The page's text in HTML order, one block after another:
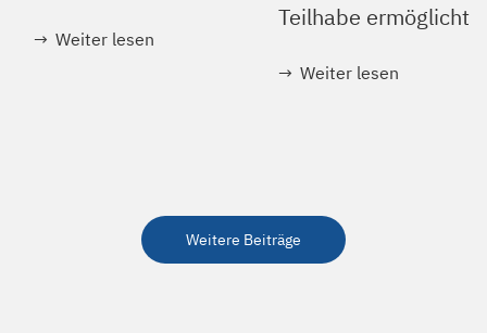
Weiter lesen
Teilhabe ermöglicht
Weiter lesen
Weitere Beiträge